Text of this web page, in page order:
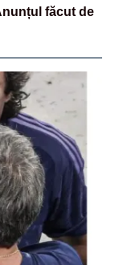
făcut de